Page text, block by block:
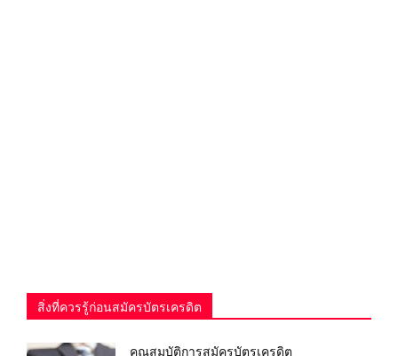
สิ่งที่ควรรู้ก่อนสมัครบัตรเครดิต
คุณสมบัติการสมัครบัตรเครดิต